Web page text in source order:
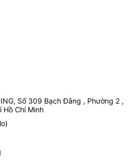
Số 309 Bạch Đằng , Phường 2 ,
Hồ Chí Minh